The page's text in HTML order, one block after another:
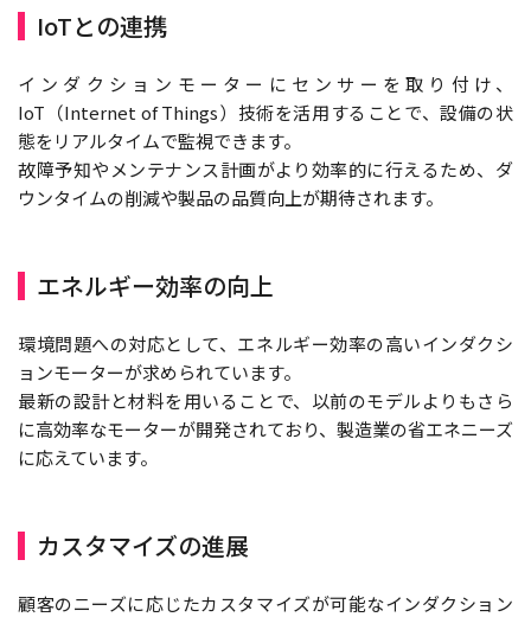
IoTとの連携
インダクションモーターにセンサーを取り付け、
IoT（Internet of Things）技術を活用することで、設備の状
態をリアルタイムで監視できます。
故障予知やメンテナンス計画がより効率的に行えるため、ダ
ウンタイムの削減や製品の品質向上が期待されます。
エネルギー効率の向上
環境問題への対応として、エネルギー効率の高いインダクシ
ョンモーターが求められています。
最新の設計と材料を用いることで、以前のモデルよりもさら
に高効率なモーターが開発されており、製造業の省エネニーズ
に応えています。
カスタマイズの進展
顧客のニーズに応じたカスタマイズが可能なインダクション